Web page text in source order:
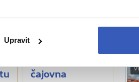
Upravit
čajovna